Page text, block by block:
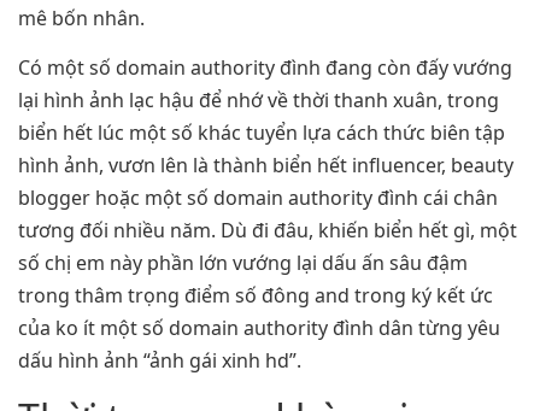
mê bốn nhân.
Có một số domain authority đình đang còn đấy vướng
lại hình ảnh lạc hậu để nhớ về thời thanh xuân, trong
biển hết lúc một số khác tuyển lựa cách thức biên tập
hình ảnh, vươn lên là thành biển hết influencer, beauty
blogger hoặc một số domain authority đình cái chân
tương đối nhiều năm. Dù đi đâu, khiến biển hết gì, một
số chị em này phần lớn vướng lại dấu ấn sâu đậm
trong thâm trọng điểm số đông and trong ký kết ức
của ko ít một số domain authority đình dân từng yêu
dấu hình ảnh “ảnh gái xinh hd”.